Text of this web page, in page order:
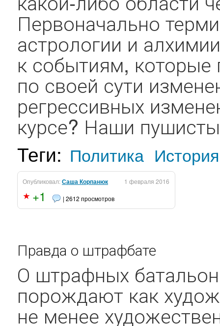
Первоначально
астрологии и
к событиям, которые
по своей сути
регрессивных
курсе? Наши
Теги: Политика История
Опубликовал:Саша Корпанюк 1 февраля 2016
+1 | 2612 просмотров
Правда о штрафбате
О штрафных
порождают как
не менее